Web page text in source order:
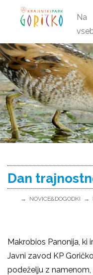
Na
Dan
NOVICE&DOGODKI
Makrobios Panonija, ki
Javni zavod KP
podeželju z